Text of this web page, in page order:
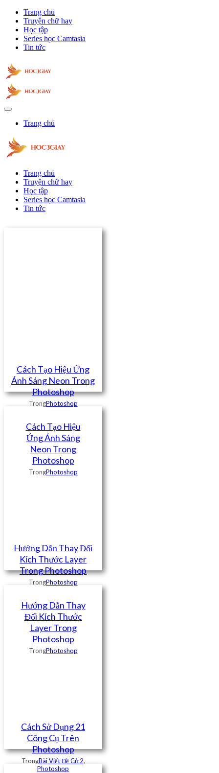
Trang chủ
Truyện chữ hay
Học tập
Series học Camtasia
Tin tức
Trang chủ
Trang chủ
Truyện chữ hay
Học tập
Series học Camtasia
Tin tức
Cách Tạo Hiệu Ứng
Ánh Sáng Neon Trong
Photoshop
TrongPhotoshop
Cách Tạo Hiệu
Ứng Ánh Sáng
Neon Trong
Photoshop
TrongPhotoshop
Hướng Dẫn Thay Đổi
Kích Thước Layer
Trong Photoshop
TrongPhotoshop
Hướng Dẫn Thay
Đổi Kích Thước
Layer Trong
Photoshop
TrongPhotoshop
Cách Sử Dụng 21
Công Cụ Trên
Photoshop
TrongBài Viết Đề Cử 2,
Photoshop